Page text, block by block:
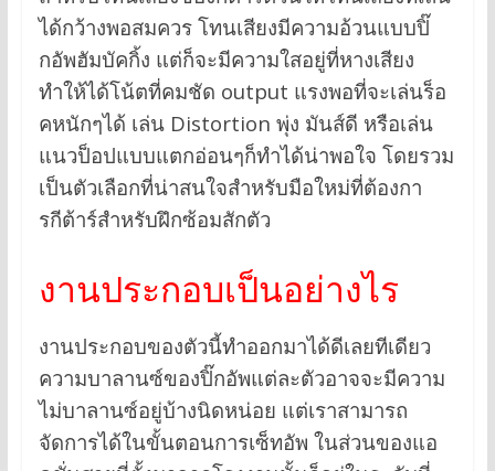
ได้กว้างพอสมควร โทนเสียงมีความอ้วนแบบปิ๊
กอัพฮัมบัคกิ้ง แต่ก็จะมีความใสอยู่ที่หางเสียง
ทำให้ได้โน้ตที่คมชัด output แรงพอที่จะเล่นร็อ
คหนักๆได้ เล่น Distortion พุ่ง มันส์ดี หรือเล่น
แนวป็อปแบบแตกอ่อนๆก็ทำได้น่าพอใจ โดยรวม
เป็นตัวเลือกที่น่าสนใจสำหรับมือใหม่ที่ต้องกา
รกีต้าร์สำหรับฝึกซ้อมสักตัว
งานประกอบเป็นอย่างไร
งานประกอบของตัวนี้ทำออกมาได้ดีเลยทีเดียว
ความบาลานซ์ของปิ๊กอัพแต่ละตัวอาจจะมีความ
ไม่บาลานซ์อยู่บ้างนิดหน่อย แต่เราสามารถ
จัดการได้ในขั้นตอนการเซ็ทอัพ ในส่วนของแอ